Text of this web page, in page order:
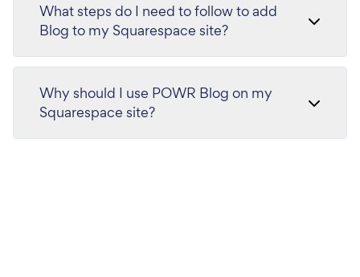
What steps do I need to follow to add
Blog to my Squarespace site?
Why should I use POWR Blog on my
Squarespace site?